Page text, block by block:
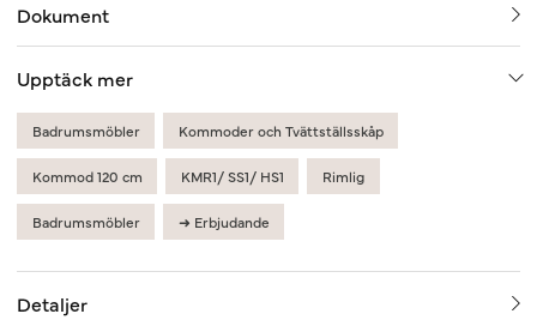
Dokument
Upptäck mer
Badrumsmöbler Kommoder och Tvättställsskåp
Kommod 120 cm KMR1/ SS1/ HS1 Rimlig
Badrumsmöbler ➜ Erbjudande
Detaljer